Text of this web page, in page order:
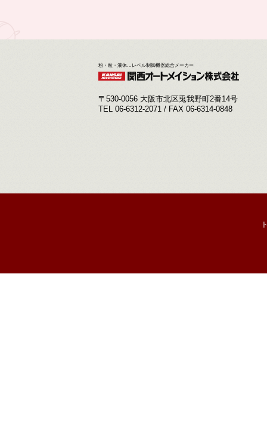
粉・粒・液体…レベル制御機器総合メーカー
〒530-0056 大阪市北区兎我野町2番14号
TEL 06-6312-2071 / FAX 06-6314-0848